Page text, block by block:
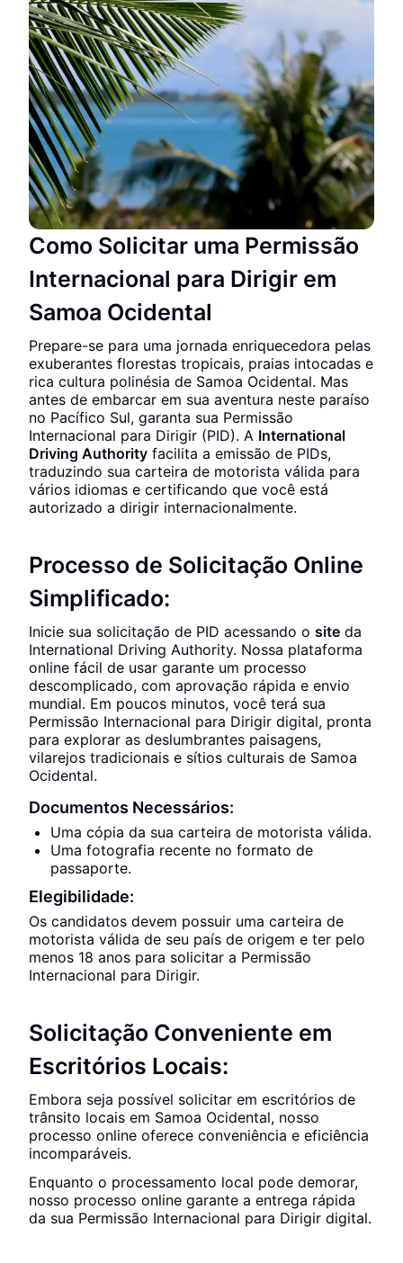
Como Solicitar uma Permissão
Internacional para Dirigir em
Samoa Ocidental
Prepare-se para uma jornada enriquecedora pelas
exuberantes florestas tropicais, praias intocadas e
rica cultura polinésia de Samoa Ocidental. Mas
antes de embarcar em sua aventura neste paraíso
no Pacífico Sul, garanta sua Permissão
Internacional para Dirigir (PID). A International
Driving Authority facilita a emissão de PIDs,
traduzindo sua carteira de motorista válida para
vários idiomas e certificando que você está
autorizado a dirigir internacionalmente.
Processo de Solicitação Online
Simplificado:
Inicie sua solicitação de PID acessando o site da
International Driving Authority. Nossa plataforma
online fácil de usar garante um processo
descomplicado, com aprovação rápida e envio
mundial. Em poucos minutos, você terá sua
Permissão Internacional para Dirigir digital, pronta
para explorar as deslumbrantes paisagens,
vilarejos tradicionais e sítios culturais de Samoa
Ocidental.
Documentos Necessários:
Uma cópia da sua carteira de motorista válida.
Uma fotografia recente no formato de
passaporte.
Elegibilidade:
Os candidatos devem possuir uma carteira de
motorista válida de seu país de origem e ter pelo
menos 18 anos para solicitar a Permissão
Internacional para Dirigir.
Solicitação Conveniente em
Escritórios Locais:
Embora seja possível solicitar em escritórios de
trânsito locais em Samoa Ocidental, nosso
processo online oferece conveniência e eficiência
incomparáveis.
Enquanto o processamento local pode demorar,
nosso processo online garante a entrega rápida
da sua Permissão Internacional para Dirigir digital.